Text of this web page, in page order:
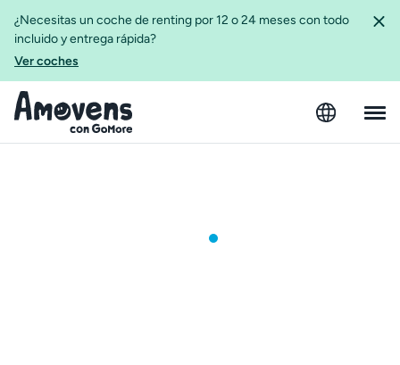
¿Necesitas un coche de renting por 12 o 24 meses con todo
incluido y entrega rápida?
Ver coches